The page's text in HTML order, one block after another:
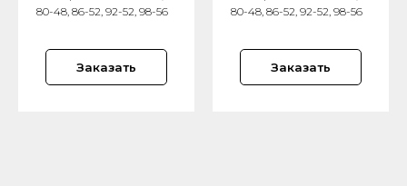
80-48, 86-52, 92-52, 98-56
Заказать
80-48, 86-52, 92-52, 98-56
Заказать